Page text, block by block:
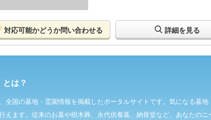
対応可能かどうか問い合わせる 詳細を見る
とは？
全国の墓地・霊園情報を掲載したポータルサイトです。気になる墓
えます。従来のお墓や樹木葬、永代供養墓、納骨堂など、あなたの